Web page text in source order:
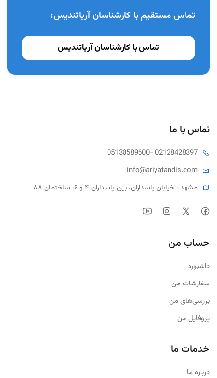
تماس مستقیم با کارشناسان آریاتندیس:
تماس با کارشناسان آریاتندیس
تماس با ما
05138589600- 02128428397
info@ariyatandis.com
مشهد ، خیابان پاسداران، بین پاسداران ۴ و ۶، ساختمان ۸۸
حساب من
داشبورد
سفارشات من
بررسی‌های من
پروفایل من
خدمات ما
درباره ما